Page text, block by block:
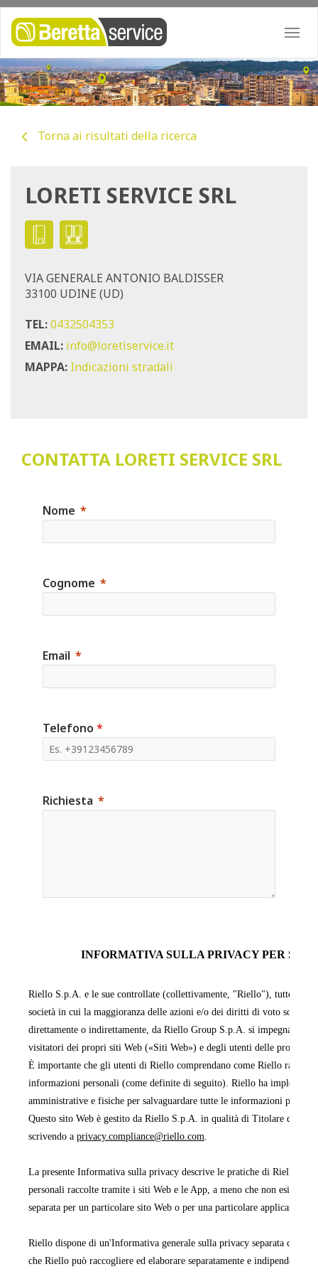
Torna ai risultati della ricerca
LORETI SERVICE SRL
VIA GENERALE ANTONIO BALDISSER
33100 UDINE (UD)
TEL:0432504353
EMAIL: info@loretiservice.it
MAPPA: Indicazioni stradali
CONTATTA LORETI SERVICE SRL
Nome
Cognome
Email
Telefono *
Richiesta
INFORMATIVA SULLA PRIVACY PER SITI
Riello S.p.A. e le sue controllate (collettivamente, "Riello"), tutte
società in cui la maggioranza delle azioni e/o dei diritti di voto sono
direttamente o indirettamente, da Riello Group S.p.A. si impegnano a
visitatori dei propri siti Web («Siti Web») e degli utenti delle proprie
È importante che gli utenti di Riello comprendano come Riello
informazioni personali (come definite di seguito). Riello ha
amministrative e fisiche per salvaguardare tutte le informazioni
Questo sito Web è gestito da Riello S.p.A. in qualità di Titolare del
scrivendo a privacy.compliance@riello.com
La presente Informativa sulla privacy descrive le pratiche di Riello
personali raccolte tramite i siti Web e le App, a meno che non esista
separata per un particolare sito Web o per una particolare applicazione
Riello dispone di un'Informativa generale sulla privacy separata che
che Riello può raccogliere ed elaborare separatamente e